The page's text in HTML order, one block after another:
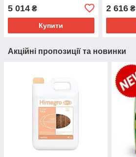
5 014 ₴
Купити
2 616₴
Акційні пропозиції та новинки